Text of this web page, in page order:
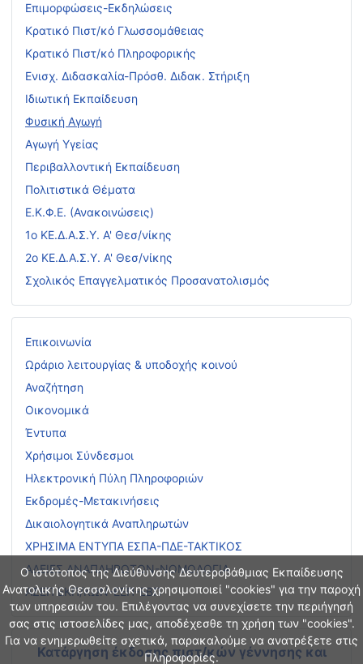
Ο ιστότοπος της Διεύθυνσης Δευτεροβάθμιας Εκπαίδευσης
Ανατολικής Θεσσαλονίκης χρησιμοποιεί "cookies" για την παροχή
των υπηρεσιών του. Επιλέγοντας να συνεχίσετε την περιήγησή
σας στις ιστοσελίδες μας, αποδέχεσθε τη χρήση των "cookies".
Για να ενημερωθείτε σχετικά, παρακαλούμε να ανατρέξετε στις
Πληροφορίες.
Επιμορφώσεις-Εκδηλώσεις
Κρατικό Πιστ/κό Γλωσσομάθειας
Κρατικό Πιστ/κό Πληροφορικής
Ενισχ. Διδασκαλία-Πρόσθ. Διδακ. Στήριξη
Ιδιωτική Εκπαίδευση
Φυσική Αγωγή
Αγωγή Υγείας
Περιβαλλοντική Εκπαίδευση
Πολιτιστικά Θέματα
Ε.Κ.Φ.Ε. (Ανακοινώσεις)
1ο ΚΕ.Δ.Α.Σ.Υ. Α' Θεσ/νίκης
2ο ΚΕ.Δ.Α.Σ.Υ. Α' Θεσ/νίκης
Σχολικός Επαγγελματικός Προσανατολισμός
Επικοινωνία
Ωράριο λειτουργίας & υποδοχής κοινού
Αναζήτηση
Οικονομικά
Έντυπα
Χρήσιμοι Σύνδεσμοι
Ηλεκτρονική Πύλη Πληροφοριών
Εκδρομές-Μετακινήσεις
Δικαιολογητικά Αναπληρωτών
ΧΡΗΣΙΜΑ ΕΝΤΥΠΑ ΕΣΠΑ-ΠΔΕ-ΤΑΚΤΙΚΟΣ
ΑΔΕΙΕΣ ΑΝΑΠΛΗΡΩΤΩΝ-ΝΟΜΟΛΟΓΙΑ
ΑΣΕΠ ΕΚΠ/ΚΩΝ-ΕΕΠ-ΕΒΠ
Κατάργηση έκδοσης πιστ/κών γέννησης και